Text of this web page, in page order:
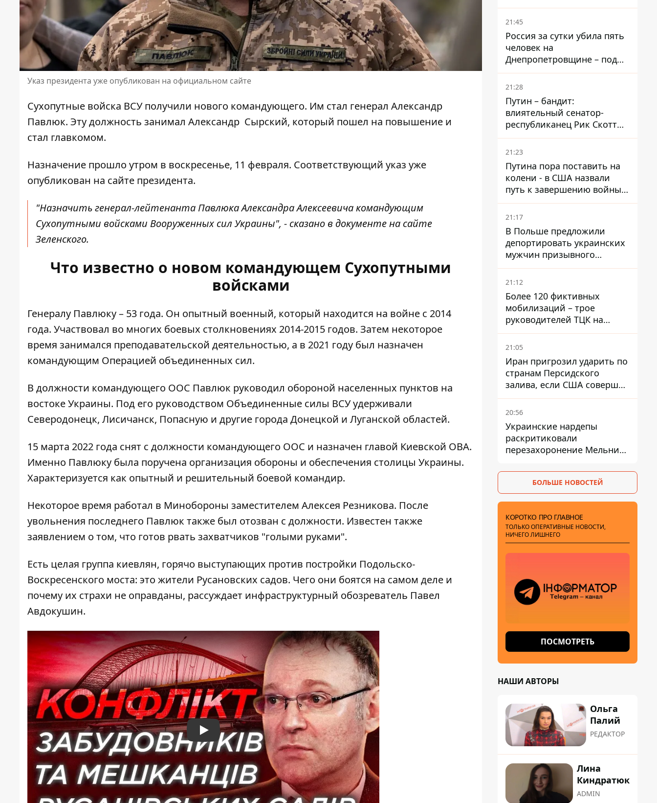
Указ президента уже опубликован на официальном сайте
Сухопутные войска ВСУ получили нового командующего. Им стал генерал Александр
Павлюк. Эту должность занимал Александр Сырский, который пошел на повышение и
стал главкомом.
Назначение прошло утром в воскресенье, 11 февраля. Соответствующий указ уже
опубликован на сайте президента.
"Назначить генерал-лейтенанта Павлюка Александра Алексеевича командующим
Сухопутными войсками Вооруженных сил Украины", - сказано в документе на сайте
Зеленского.
Что известно о новом командующем Сухопутными
войсками
Генералу Павлюку – 53 года. Он опытный военный, который находится на войне с 2014
года. Участвовал во многих боевых столкновениях 2014-2015 годов. Затем некоторое
время занимался преподавательской деятельностью, а в 2021 году был назначен
командующим Операцией объединенных сил.
В должности командующего ООС Павлюк руководил обороной населенных пунктов на
востоке Украины. Под его руководством Объединенные силы ВСУ удерживали
Северодонецк, Лисичанск, Попасную и другие города Донецкой и Луганской областей.
15 марта 2022 года снят с должности командующего ООС и назначен главой Киевской ОВА.
Именно Павлюку была поручена организация обороны и обеспечения столицы Украины.
Характеризуется как опытный и решительный боевой командир.
Некоторое время работал в Минобороны заместителем Алексея Резникова. После
увольнения последнего Павлюк также был отозван с должности. Известен также
заявлением о том, что готов рвать захватчиков "голыми руками".
Есть целая группа киевлян, горячо выступающих против постройки Подольско-
Воскресенского моста: это жители Русановских садов. Чего они боятся на самом деле и
почему их страхи не оправданы, рассуждает инфраструктурный обозреватель Павел
Авдокушин.
Play
– он возглавил народное
голосование
21:45
Россия за сутки убила пять
человек на
Днепропетровщине – под
ударами оказались пять
районов области
21:28
Путин – бандит:
влиятельный сенатор-
республиканец Рик Скотт
призвал Конгресс привлечь
РФ к ответственности за
21:23
Путина пора поставить на
колени - в США назвали
путь к завершению войны -
National Security Journal
21:17
В Польше предложили
депортировать украинских
мужчин призывного
возраста - кого это может
затронуть
21:12
Более 120 фиктивных
мобилизаций – трое
руководителей ТЦК на
Волыни и Буковине
получили подозрения за
21:05
Иран пригрозил ударить по
странам Персидского
залива, если США совершат
хотя бы одну атаку - Reuters
20:56
Украинские нардепы
раскритиковали
перезахоронение Мельника
дипломатической изоляции
БОЛЬШЕ НОВОСТЕЙ
КОРОТКО ПРО ГЛАВНОЕ
ТОЛЬКО ОПЕРАТИВНЫЕ НОВОСТИ,
НИЧЕГО ЛИШНЕГО
ПОСМОТРЕТЬ
НАШИ АВТОРЫ
Ольга
Палий
РЕДАКТОР
Лина
Киндратюк
ADMIN